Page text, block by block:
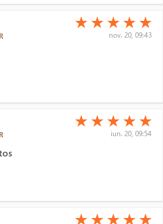
(*)
★ (*)
★ (*)
★ (*)
★ (*)
★
nov. 20, 09:43
(*)
★ (*)
★ (*)
★ (*)
★ (*)
★
iun. 20, 09:54
(*)
★ (*)
★ (*)
★ (*)
★ (*)
★